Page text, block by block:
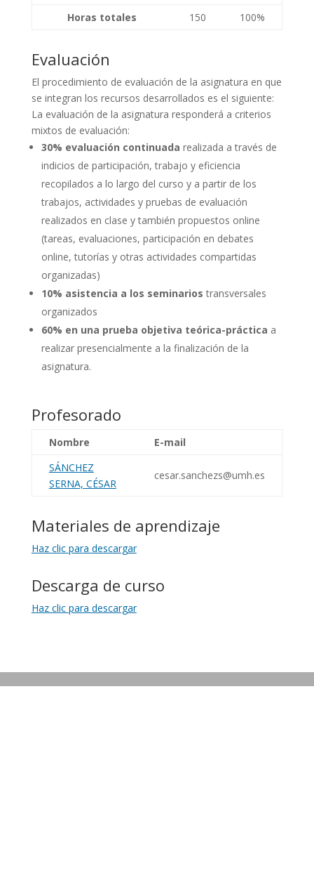
Horas totales 150 100%
Evaluación
El procedimiento de evaluación de la asignatura en que
se integran los recursos desarrollados es el siguiente:
La evaluación de la asignatura responderá a criterios
mixtos de evaluación:
30% evaluación continuada realizada a través de
indicios de participación, trabajo y eficiencia
recopilados a lo largo del curso y a partir de los
trabajos, actividades y pruebas de evaluación
realizados en clase y también propuestos online
(tareas, evaluaciones, participación en debates
online, tutorías y otras actividades compartidas
organizadas)
10% asistencia a los seminarios transversales
organizados
60% en una prueba objetiva teórica-práctica a
realizar presencialmente a la finalización de la
asignatura.
Profesorado
Nombre
E-mail
SÁNCHEZ
SERNA, CÉSAR
cesar.sanchezs@umh.es
Materiales de aprendizaje
Haz clic para descargar
Descarga de curso
Haz clic para descargar